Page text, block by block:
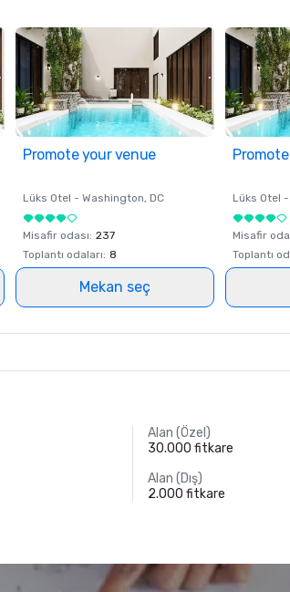
Promote your venue
Lüks Otel - Washington, DC
Misafir odası: 237
Toplantı odaları: 8
Mekan seç
Lüks Otel -
Misafir
Toplantı
Alan (Özel)
30.000 fitkare
Alan (Dış)
2.000 fitkare